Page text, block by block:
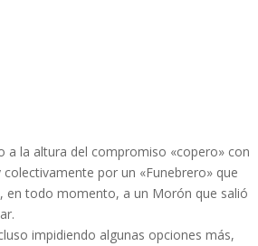
a la altura del compromiso «copero» con
por un «Funebrero» que
en todo momento, a un Morón que salió
impidiendo algunas opciones más,